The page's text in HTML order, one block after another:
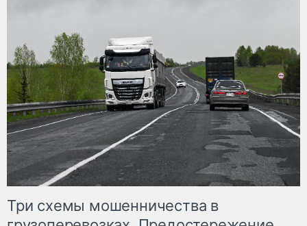
Три схемы мошенничества в